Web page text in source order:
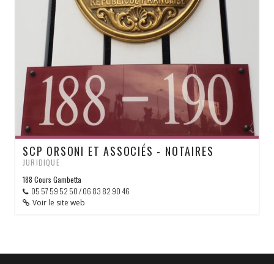
SCP ORSONI ET ASSOCIÉS - NOTAIRES
JURIDIQUE
188 Cours Gambetta
05 57 59 52 50 / 06 83 82 90 46
Voir le site web